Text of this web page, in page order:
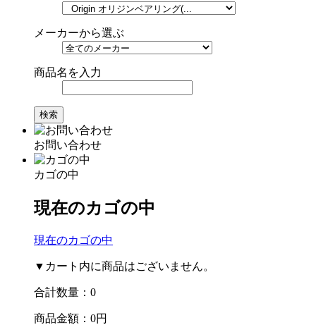
メーカーから選ぶ
商品名を入力
お問い合わせ
カゴの中
現在のカゴの中
現在のカゴの中
▼カート内に商品はございません。
合計数量： 0
商品金額： 0円